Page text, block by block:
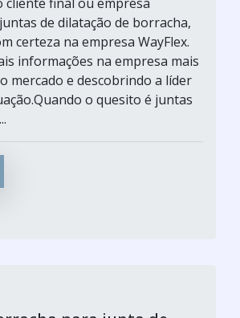
de dilatação de borracha,
certeza na empresa WayFlex.
informações na empresa mais
mercado e descobrindo a líder
o quesito é juntas